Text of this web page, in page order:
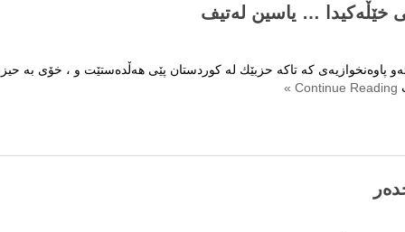
خێڵه‌كیدا … یاسین له‌تیف
كه‌ تاكه‌ حزبێك له‌ كوردستان پێی هه‌ڵده‌ستێت و ، خۆی به‌